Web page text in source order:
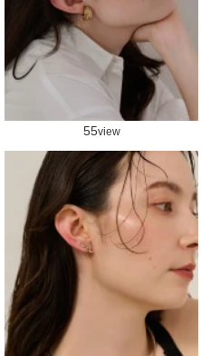
55view